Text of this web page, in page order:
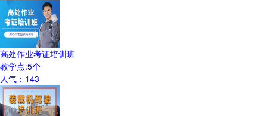
高处作业考证培训班
教学点:5个
人气： 143